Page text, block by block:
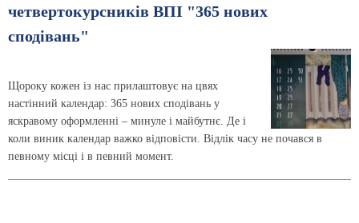
четвертокурсників ВПІ "365 нових
сподівань"
Щороку кожен із нас прилаштовує на цвях
настінний календар: 365 нових сподівань у
яскравому оформленні – минуле і майбутнє. Де і
коли виник календар важко відповісти. Відлік часу не почався в
певному місці і в певний момент.